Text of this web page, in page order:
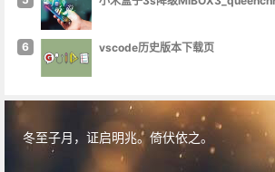
6
vscode历史版本下载页
冬至子月，证启明兆。倚伏依之。